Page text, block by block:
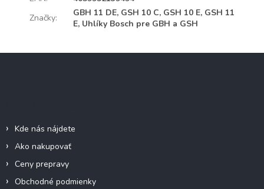
Značky:
GBH 11 DE, GSH 10 C, GSH 10 E, GSH 11
E, Uhlíky Bosch pre GBH a GSH
Kde nás nájdete
Ako nakupovať
Ceny prepravy
Obchodné podmienky